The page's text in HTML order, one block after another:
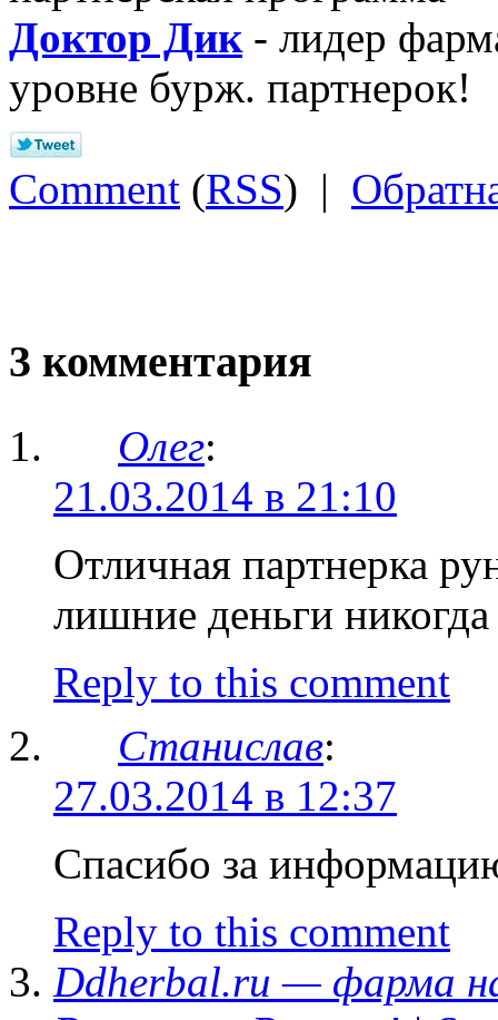
Доктор Дик- лидер
уровне бурж. партнерок!
Comment (RSS) |
3 комментария
Олег:
21.03.2014 в 21:10
Отличная партнерка
лишние деньги
Reply to this comment
Станислав:
27.03.2014 в 12:37
Спасибо за
Reply to this comment
Ddherbal.ru — фарма